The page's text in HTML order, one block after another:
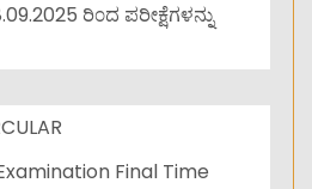
ರಿ೦ದ ಪರೀಕ್ಷೆಗಳನ್ನು
Final Time